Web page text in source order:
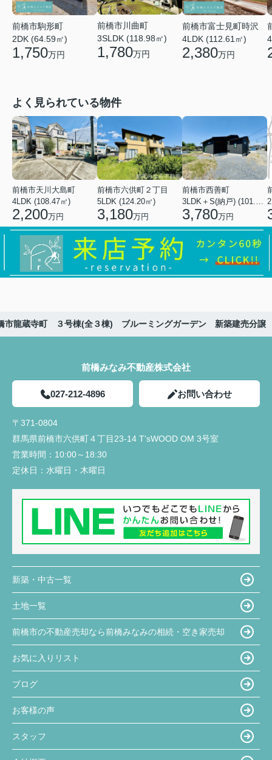
前橋市駒形町
2DK (64.59㎡)
1,750万円
前橋市川曲町
3SLDK (118.98㎡)
1,780万円
前橋市富士見町時沢
4LDK (112.61㎡)
2,380万円
よく見られている物件
前橋市天川大島町
4LDK (108.47㎡)
2,200万円
前橋市六供町２丁目
5LDK (124.20㎡)
3,180万円
前橋市西善町
3,780万円
市龍蔵寺町 ３号棟(全３棟) ブルーミングガーデン 新築建売分譲
前橋みなみ不動産株式会社
027-212-4896 お問い合わせ
〒371-0804
群馬県前橋市六供町４丁目23‐14 T'sWOOD OM 3号室
営業時間： 10:00～18:30
定休日： 水曜日・木曜日
新築・中古一覧
土地一覧
前橋市の不動産売却なら前橋みなみの相続・空き家売却
お気に入りリスト
ブログ
お客様の声
スタッフ